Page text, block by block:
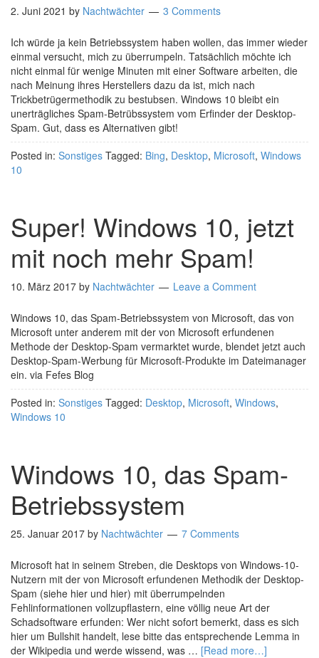
2. Juni 2021 by Nachtwächter 3 Comments
Ich würde ja kein Betriebssystem haben wollen, das immer wieder
einmal versucht, mich zu überrumpeln. Tatsächlich möchte ich
nicht einmal für wenige Minuten mit einer Software arbeiten, die
nach Meinung ihres Herstellers dazu da ist, mich nach
Trickbetrügermethodik zu bestubsen. Windows 10 bleibt ein
unerträgliches Spam-Betrübssystem vom Erfinder der Desktop-
Spam. Gut, dass es Alternativen gibt!
Posted in: Sonstiges Tagged: Bing, Desktop, Microsoft, Windows
10
Super! Windows 10, jetzt
mit noch mehr Spam!
10. März 2017 by Nachtwächter Leave a Comment
Windows 10, das Spam-Betriebssystem von Microsoft, das von
Microsoft unter anderem mit der von Microsoft erfundenen
Methode der Desktop-Spam vermarktet wurde, blendet jetzt auch
Desktop-Spam-Werbung für Microsoft-Produkte im Dateimanager
ein. via Fefes Blog
Posted in: Sonstiges Tagged: Desktop, Microsoft, Windows,
Windows 10
Windows 10, das Spam-
Betriebssystem
25. Januar 2017 by Nachtwächter 7 Comments
Microsoft hat in seinem Streben, die Desktops von Windows-10-
Nutzern mit der von Microsoft erfundenen Methodik der Desktop-
Spam (siehe hier und hier) mit überrumpelnden
Fehlinformationen vollzupflastern, eine völlig neue Art der
Schadsoftware erfunden: Wer nicht sofort bemerkt, dass es sich
hier um Bullshit handelt, lese bitte das entsprechende Lemma in
der Wikipedia und werde wissend, was … [Read more…]